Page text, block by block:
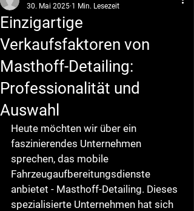
Einzigartige
Verkaufsfaktoren von
Masthoff-Detailing:
Professionalität und
Auswahl
30. Mai 2025 1 Min. Lesezeit
Heute möchten wir über ein
faszinierendes Unternehmen
sprechen, das mobile
Fahrzeugaufbereitungsdienste
anbietet - Masthoff-Detailing. Dieses
spezialisierte Unternehmen hat sich